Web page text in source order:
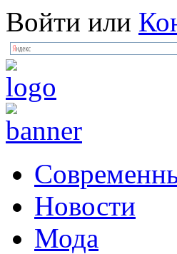
Войти или
Новости
Мода